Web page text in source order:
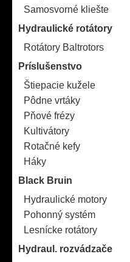
Samosvorné kliešte
Hydraulické rotátory
Rotátory Baltrotors
Príslušenstvo
Štiepacie kužele
Pôdne vrtáky
Pňové frézy
Kultivátory
Rotačné kefy
Háky
Black Bruin
Hydraulické motory
Pohonný systém
Lesnícke rotátory
Hydraul. rozvádzače